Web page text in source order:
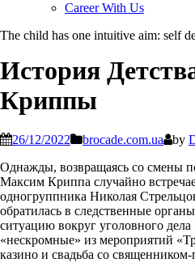
Career With Us
The child has one intuitive aim: self
История
Криппы
26/12/2022 brocade.com.ua by
Однажды, возвращаясь со смены
Максим Криппа случайно
одногруппника Николая
обратилась в следственные
ситуацию вокруг уголовного
«нескромные» из мероприятий
казино и свадьба со